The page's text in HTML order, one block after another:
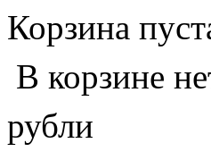
Корзина
В корзине
рубли